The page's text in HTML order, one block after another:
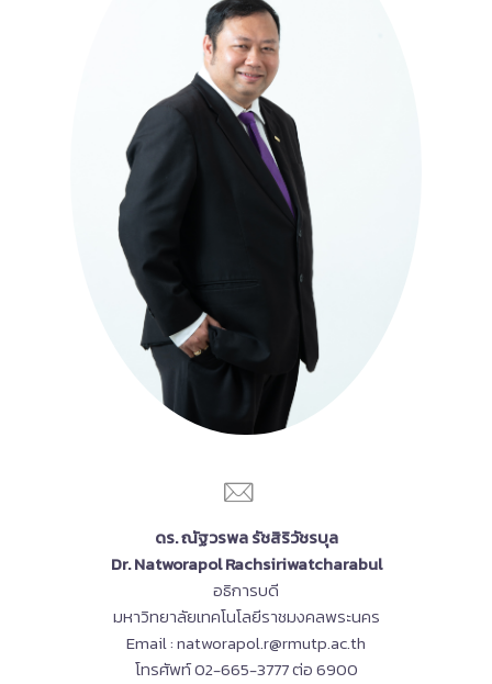
ดร. ณัฐวรพล รัชสิริวัชรบุล
Dr. Natworapol Rachsiriwatcharabul
อธิการบดี
มหาวิทยาลัยเทคโนโลยีราชมงคลพระนคร
Email : natworapol.r@rmutp.ac.th
โทรศัพท์ 02-665-3777 ต่อ 6900